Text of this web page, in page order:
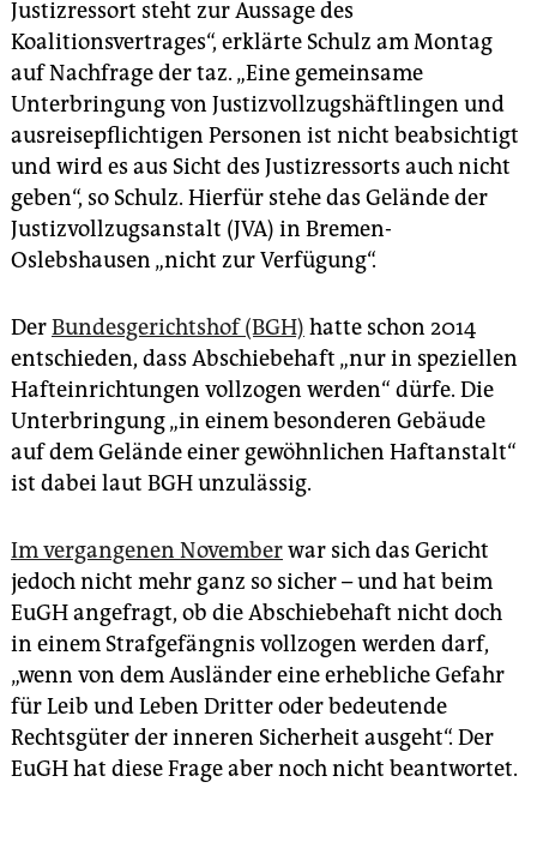
Justizressort steht zur Aussage des
Koalitionsvertrages“, erklärte Schulz am Montag
auf Nachfrage der taz. „Eine gemeinsame
Unterbringung von Justizvollzugshäftlingen und
ausreisepflichtigen Personen ist nicht beabsichtigt
und wird es aus Sicht des Justizressorts auch nicht
geben“, so Schulz. Hierfür stehe das Gelände der
Justizvollzugsanstalt (JVA) in Bremen-
Oslebshausen „nicht zur Verfügung“.
DerBundesgerichtshof (BGH) hatte schon 2014
entschieden, dass Abschiebehaft „nur in speziellen
Hafteinrichtungen vollzogen werden“ dürfe. Die
Unterbringung „in einem besonderen Gebäude
auf dem Gelände einer gewöhnlichen Haftanstalt“
ist dabei laut BGH unzulässig.
Im vergangenen Novemberwar sich das Gericht
jedoch nicht mehr ganz so sicher – und hat beim
EuGH angefragt, ob die Abschiebehaft nicht doch
in einem Strafgefängnis vollzogen werden darf,
„wenn von dem Ausländer eine erhebliche Gefahr
für Leib und Leben Dritter oder bedeutende
Rechtsgüter der inneren Sicherheit ausgeht“. Der
EuGH hat diese Frage aber noch nicht beantwortet.